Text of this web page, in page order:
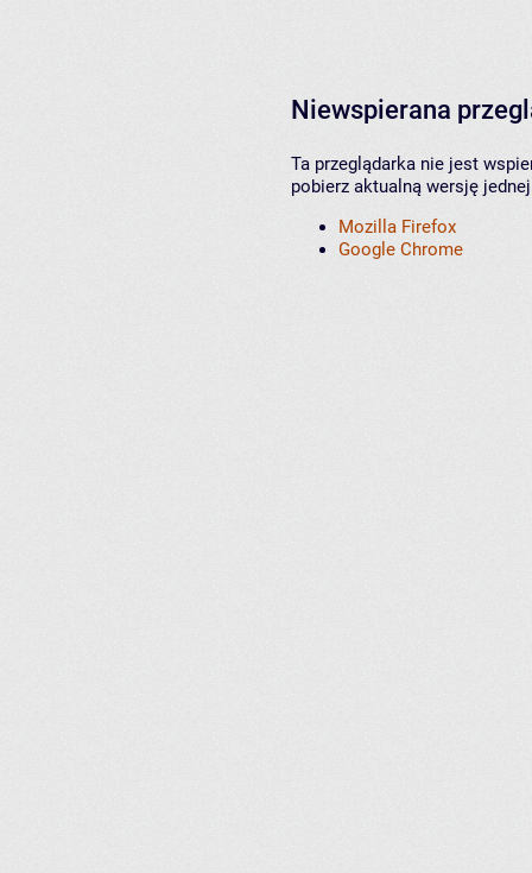
Niewspierana
Ta przeglądarka nie jest
pobierz aktualną wersję
Mozilla Firefox
Google Chrome